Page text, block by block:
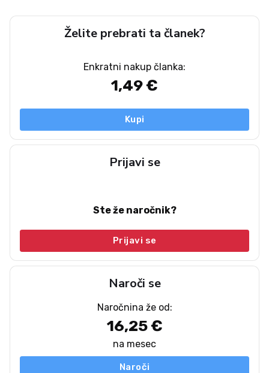
Želite prebrati ta članek?
Enkratni nakup članka:
1,49 €
Kupi
Prijavi se
Ste že naročnik?
Prijavi se
Naroči se
Naročnina že od:
16,25 €
na mesec
Naroči